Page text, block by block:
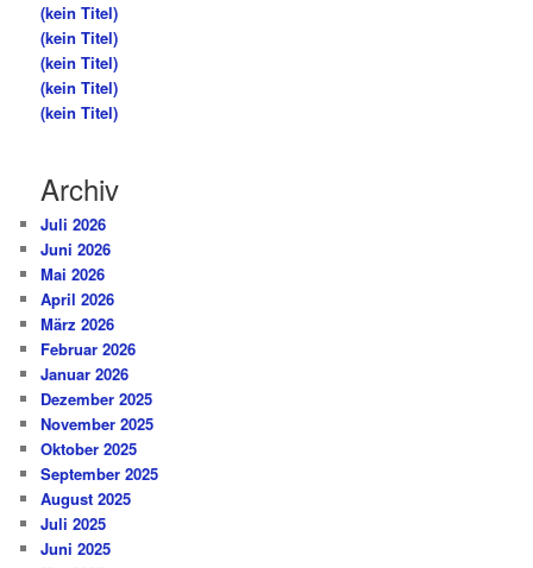
(kein Titel)
(kein Titel)
(kein Titel)
(kein Titel)
(kein Titel)
Archiv
Juli 2026
Juni 2026
Mai 2026
April 2026
März 2026
Februar 2026
Januar 2026
Dezember 2025
November 2025
Oktober 2025
September 2025
August 2025
Juli 2025
Juni 2025